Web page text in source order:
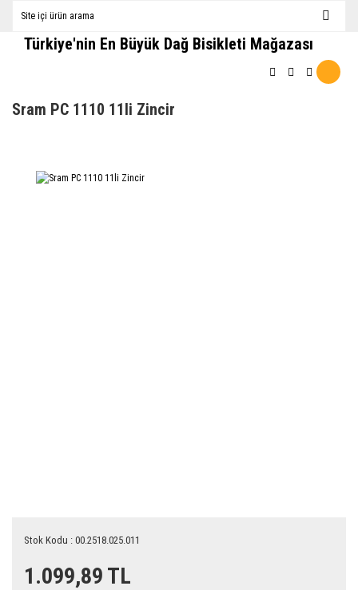
Türkiye'nin En Büyük Dağ Bisikleti Mağazası
Sram PC 1110 11li Zincir
Stok Kodu : 00.2518.025.011
1.099,89 TL